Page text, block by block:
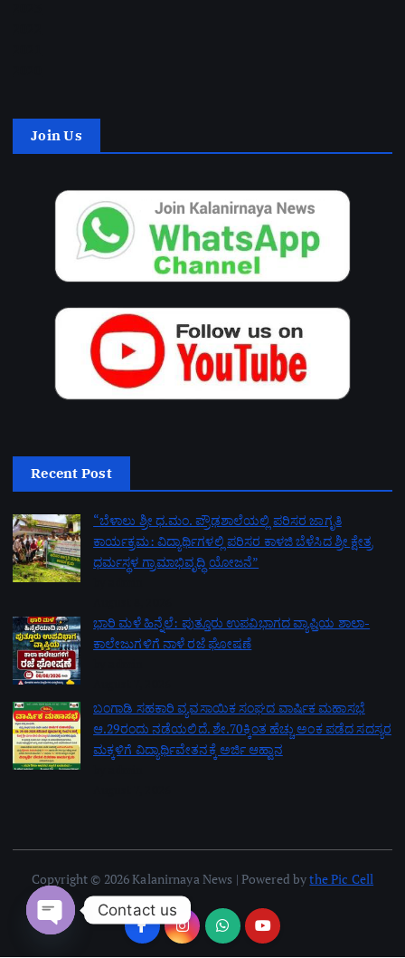
Join Us
Recent Post
“ಬೆಳಾಲು ಶ್ರೀ ಧ.ಮಂ. ಪ್ರೌಢಶಾಲೆಯಲ್ಲಿ ಪರಿಸರ ಜಾಗೃತಿ
ಕಾರ್ಯಕ್ರಮ: ವಿದ್ಯಾರ್ಥಿಗಳಲ್ಲಿ ಪರಿಸರ ಕಾಳಜಿ ಬೆಳೆಸಿದ ಶ್ರೀ ಕ್ಷೇತ್ರ
ಧರ್ಮಸ್ಥಳ ಗ್ರಾಮಾಭಿವೃದ್ಧಿ ಯೋಜನೆ”
ಭಾರಿ ಮಳೆ ಹಿನ್ನೆಲೆ: ಪುತ್ತೂರು ಉಪವಿಭಾಗದ ವ್ಯಾಪ್ತಿಯ ಶಾಲಾ-
ಕಾಲೇಜುಗಳಿಗೆ ನಾಳೆ ರಜೆ ಘೋಷಣೆ
ಬಂಗಾಡಿ ಸಹಕಾರಿ ವ್ಯವಸಾಯಿಕ ಸಂಘದ ವಾರ್ಷಿಕ ಮಹಾಸಭೆ
ಆ.29ರಂದು ನಡೆಯಲಿದೆ. ಶೇ.70ಕ್ಕಿಂತ ಹೆಚ್ಚು ಅಂಕ ಪಡೆದ ಸದಸ್ಯರ
ಮಕ್ಕಳಿಗೆ ವಿದ್ಯಾರ್ಥಿವೇತನಕ್ಕೆ ಅರ್ಜಿ ಆಹ್ವಾನ
Copyright © 2026 Kalanirnaya News | Powered bythe Pic Cell
Contact us